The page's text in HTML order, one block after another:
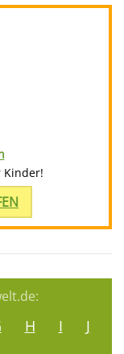
Kinder!
H I
J